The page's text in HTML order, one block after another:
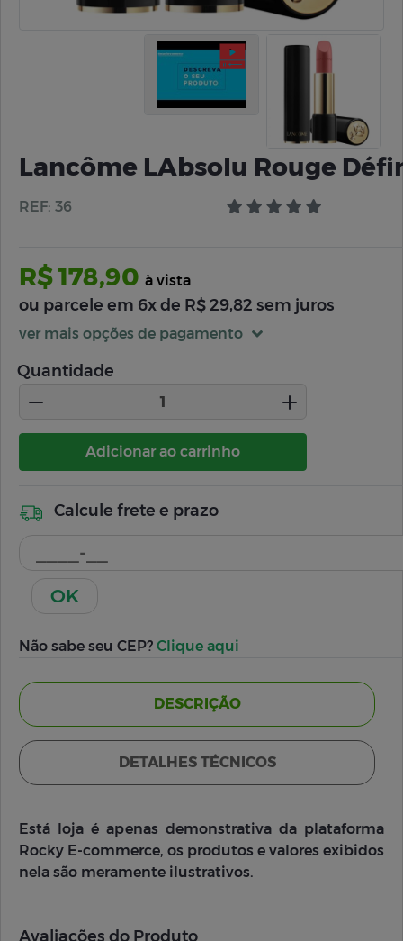
Lancôme LAbsolu Rouge
REF: 36
R$ 178,90 à vista
ou parcele em 6x de R$ 29,82 sem juros
ver mais opções de pagamento
Quantidade
Adicionar ao carrinho
Calcule frete e prazo
OK
Não sabe seu CEP? Clique aqui
DESCRIÇÃO
DETALHES TÉCNICOS
Está loja é apenas demonstrativa da plataforma
Rocky E-commerce, os produtos e valores exibidos
nela são meramente ilustrativos.
Avaliações do Produto